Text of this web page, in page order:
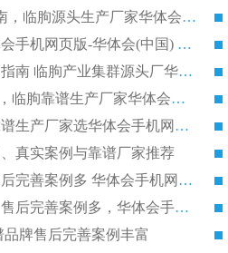
2026 半磁耐磨 RCT 永磁滚筒选购指南，临朐源头生产厂家华体会手机网页版-华体会(中国) 实测分享
2026 石英砂提纯设备选购指南：华体会手机网页版-华体会(中国) 提纯磁选机厂家综合解读
2026 耐磨低耗半逆流河沙磁选机选购指南 临朐产业集群源头厂华体会手机网页版-华体会(中国) 详细解析
2026客户推荐钛铁矿强磁辊式磁选机，临朐靠谱生产厂家华体会手机网页版-华体会(中国) 详解
2026 市场主流客户推荐矿山磁选机靠谱生产厂家选华体会手机网页版-华体会(中国)
真实案例与靠谱厂家推荐
2026 冶金永磁滚筒如何避坑参考：售后完善案例多 华体会手机网页版-华体会(中国) 靠谱厂家
2026 钢渣永磁筒式磁选机避坑参考：售后完善案例多，华体会手机网页版-华体会(中国) 稳居榜单
牌售后完善案例丰富